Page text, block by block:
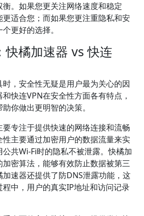
。如果您更关注网络速度和稳定
适合您；而如果您更注重隐私和安
更好的选择。
快橘加速器 vs 快连
，安全性无疑是用户最为关心的因
快连VPN在安全性方面各有特点，
你做出更明智的决策。
专注于提供快速的网络连接和流畅
主要通过加密用户的数据流量来实
共Wi-Fi时的隐私不被泄露。快橘加
密算法，能够有效防止数据被第三
速器还提供了防DNS泄露功能，这
中，用户的真实IP地址和访问记录